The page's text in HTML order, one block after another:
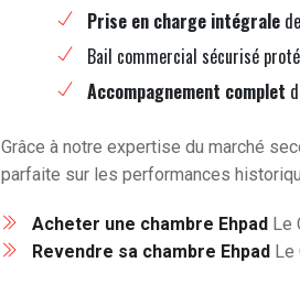
Prise en charge intégrale
Bail commercial sécurisé
Accompagnement complet
Grâce à notre expertise du marché
parfaite sur les performances
Acheter une chambre Ehpad Le
Revendre sa chambre Ehpad Le